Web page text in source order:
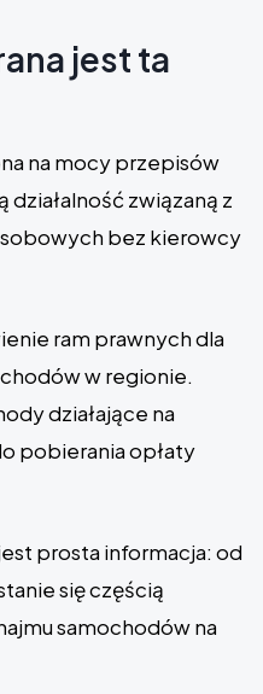
jest ta
na mocy przepisów
związaną z
bez kierowcy
ram prawnych dla
w regionie.
działające na
pobierania opłaty
prosta informacja: od
się częścią
samochodów na